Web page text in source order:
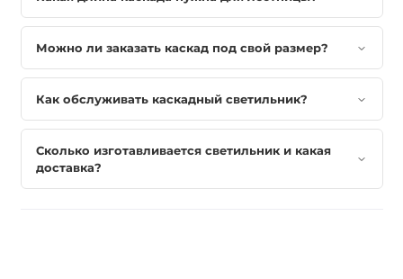
Можно ли заказать каскад под свой размер?
Как обслуживать каскадный светильник?
Сколько изготавливается светильник и какая
доставка?